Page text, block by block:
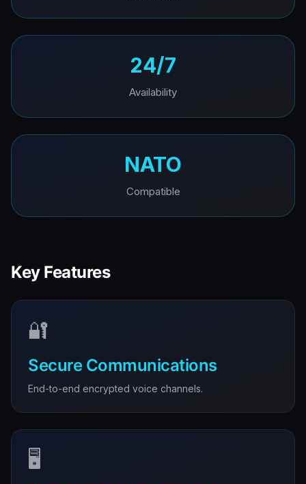
24/7
Availability
NATO
Compatible
Key Features
🔐
Secure Communications
End-to-end encrypted voice channels.
🖥️